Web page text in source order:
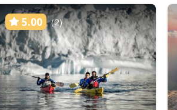
5.00 (2)